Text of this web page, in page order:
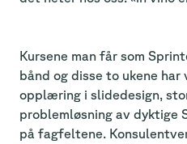
Kursene man får som
bånd og disse to ukene
opplæring i slidedesign,
problemløsning av dyktige
på fagfeltene.